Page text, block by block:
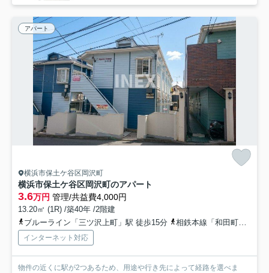
アパート
横浜市保土ケ谷区岡沢町
横浜市保土ケ谷区岡沢町のアパート
3.6万円 管理/共益費4,000円
13.20㎡ (1R) /築40年 /2階建
ブルーライン「三ツ沢上町」駅 徒歩15分
相鉄本線「和田町」駅 徒歩21分
インターネット対応
物件の近くに駅が2つあるため、用途や行き先によって経路を選べま